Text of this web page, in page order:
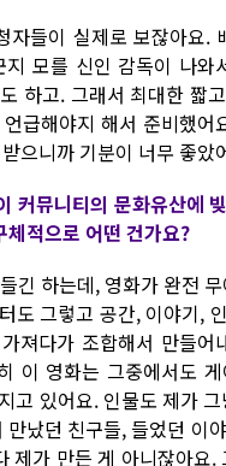
자들이 실제로 보잖아요.
지 모를 신인 감독이 나와
하고. 그래서 최대한 짧
급해야지 해서 준비했어
으니까 기분이 너무 좋았
커뮤니티의 문화유산에
체적으로 어떤 건가요?
긴 하는데, 영화가 완전
도 그렇고 공간, 이야기,
져다가 조합해서 만들어
이 영화는 그중에서도
고 있어요. 인물도 제가
만났던 친구들, 들었던 이
제가 만든 게 아니잖아요.